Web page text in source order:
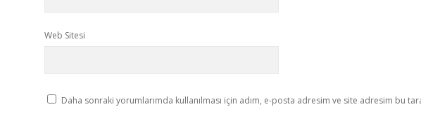
Web Sitesi
Daha sonraki yorumlarımda kullanılması için adım, e-posta adresim ve site adresim bu